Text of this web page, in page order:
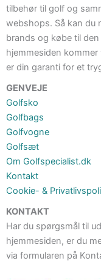
tilbehør til golf og
webshops. Så kan du
brands og købe til
hjemmesiden
er din garanti for et
GENVEJE
Golfsko
Golfbags
Golfvogne
Golfsæt
Om Golfspecialist.dk
Kontakt
Cookie- &
KONTAKT
Har du spørgsmål til
hjemmesiden, er du
via formularen på